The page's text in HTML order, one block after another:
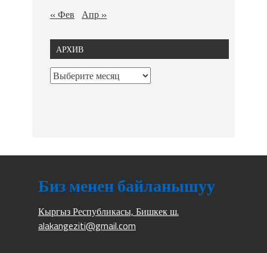
« Фев Апр »
АРХИВ
Биз менен байланышуу
Кыргыз Республикасы, Бишкек ш.
alakangeziti@gmail.com